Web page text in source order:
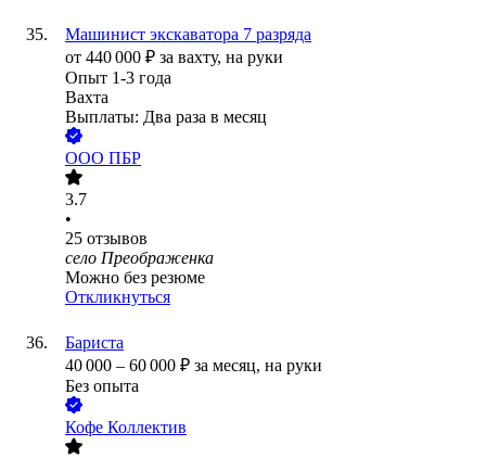
Машинист экскаватора 7 разряда
от 440 000 ₽ за вахту, на руки
Опыт 1-3 года
Вахта
Выплаты: Два раза в месяц
ООО ПБР
3.7
•
25 отзывов
село Преображенка
Можно без резюме
Откликнуться
Бариста
40 000 – 60 000 ₽ за месяц, на руки
Без опыта
Кофе Коллектив